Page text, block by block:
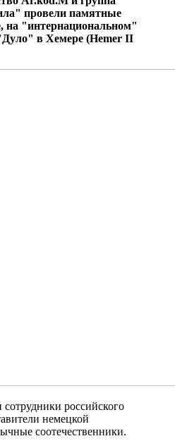
провели памятные
на "интернациональном"
в Хемере (Hemer II
российского
немецкой
соотечественники.